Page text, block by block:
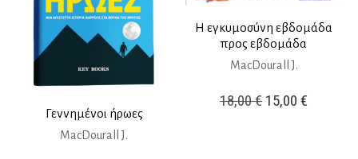
Γεννημένοι ήρωες
MacDourall J.
Η εγκυμοσύνη εβδομάδα
προς εβδομάδα
MacDourall J.
18,00€ Original
15,00€